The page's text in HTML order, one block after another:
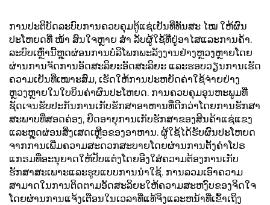
ການປະຕິບັດລະບົບການຄວບຄຸມຕູ້ແຊ່ເຢັນທີ່ທັນສະ ໄໝ ໃຫ້ຜົນ
ປະໂຫຍດທີ່ ໜ້າ ສົນໃຈຫຼາຍ ສຳ ລັບຜູ້ໃຊ້ທີ່ຢູ່ອາໄສແລະການຄ້າ.
ລະບົບເຫຼົ່ານີ້ຫຼຸດຜ່ອນການບໍລິໂພກພະລັງງານຢ່າງຫຼວງຫຼາຍໂດຍ
ຜ່ານການຈັດການອັດສະລິຍະອັດສະລິຍະ ແລະຮອບວຽນການເຮັດ
ຄວາມເຢັນທີ່ເໝາະສົມ, ເຮັດໃຫ້ການປະຫຍັດຄ່າໃຊ້ຈ່າຍຢ່າງ
ຫຼວງຫຼາຍໃນໃບບິນຄ່າຜົນປະໂຫຍດ. ການຄວບຄຸມອຸນຫະພູມທີ່
ຊັດເຈນຮັບປະກັນການເກັບຮັກສາອາຫານທີ່ດີກວ່າໂດຍການຮັກສາ
ສະພາບທີ່ສອດຄ່ອງ, ຍືດອາຍຸການເກັບຮັກສາຂອງສິນຄ້າແຊ່ແຂງ
ແລະຫຼຸດຜ່ອນສິ່ງເສດເຫຼືອຂອງອາຫານ. ຜູ້ໃຊ້ໄດ້ຮັບຜົນປະໂຫຍດ
ຈາກການເພີ່ມຄວາມສະດວກສະບາຍໂດຍຜ່ານການຕັ້ງຄ່າໂປຣ
ແກຣມທີ່ອະນຸຍາດໃຫ້ປັບແຕ່ງໂດຍອີງໃສ່ຄວາມຕ້ອງການເກັບ
ຮັກສາສະເພາະແລະຮູບແບບການນໍາໃຊ້. ການລວມເອົາຄວາມ
ສາມາດໃນການຕິດຕາມອັດສະລິຍະໃຫ້ຄວາມສະຫງົບຂອງຈິດໃຈ
ໂດຍຜ່ານການແຈ້ງເຕືອນໃນເວລາທີ່ແທ້ຈິງແລະຫນ້າທີ່ເຂົ້າເຖິງ